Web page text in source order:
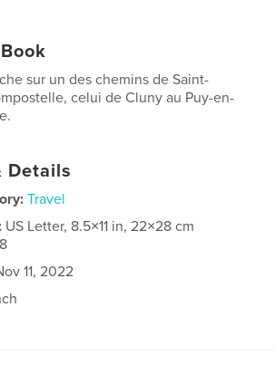
sur un des chemins de Saint-
celui de Cluny au Puy-en-
Details
Travel
US Letter, 8.5×11 in, 22×28 cm
11, 2022